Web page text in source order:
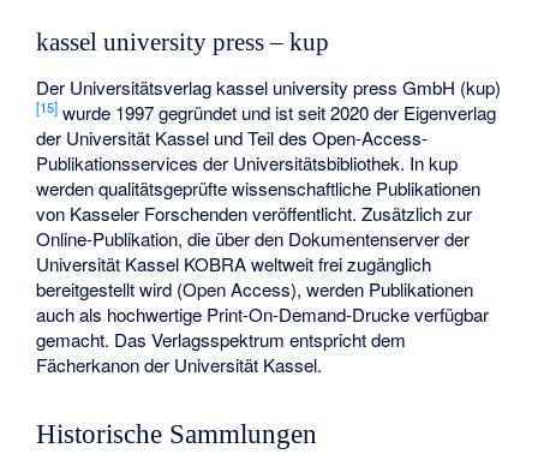
kassel university press – kup
Der Universitätsverlag kassel university press GmbH (kup)
[15] wurde 1997 gegründet und ist seit 2020 der Eigenverlag
der Universität Kassel und Teil des Open-Access-
Publikationsservices der Universitätsbibliothek. In kup
werden qualitätsgeprüfte wissenschaftliche Publikationen
von Kasseler Forschenden veröffentlicht. Zusätzlich zur
Online-Publikation, die über den Dokumentenserver der
Universität Kassel KOBRA weltweit frei zugänglich
bereitgestellt wird (Open Access), werden Publikationen
auch als hochwertige Print-On-Demand-Drucke verfügbar
gemacht. Das Verlagsspektrum entspricht dem
Fächerkanon der Universität Kassel.
Historische Sammlungen